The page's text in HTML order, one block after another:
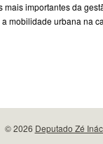
importantes da
mobilidade urbana na
© 2026 Deputado Zé